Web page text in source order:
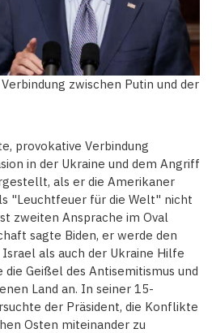
zwischen Putin und der
provokative Verbindung
in der Ukraine und dem Angriff
als er die Amerikaner
"Leuchtfeuer für die Welt" nicht
zweiten Ansprache im Oval
sagte Biden, er werde den
als auch der Ukraine Hilfe
Geißel des Antisemitismus und
Land an. In seiner 15-
der Präsident, die Konflikte
Osten miteinander zu